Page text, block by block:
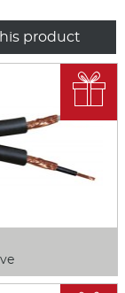
product
